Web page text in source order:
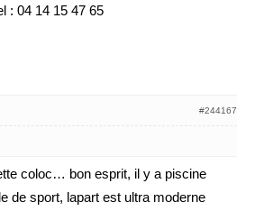
: 04 14 15 47 65
#244167
coloc… bon esprit, il y a piscine
de sport, lapart est ultra moderne